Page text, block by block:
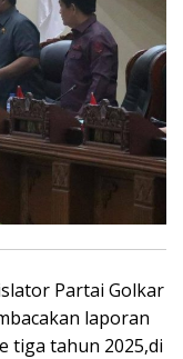
Partai Golkar
laporan
tiga tahun 2025,di